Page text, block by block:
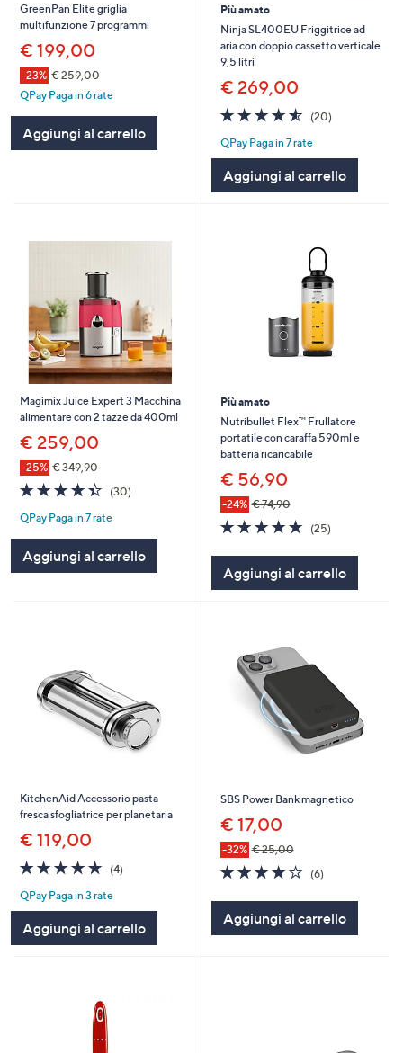
GreenPan Elite griglia
multifunzione 7 programmi
€ 199,00
-23% € 259,00
QPay Paga in 6 rate
Aggiungi al carrello
Più amato
Ninja SL400EU Friggitrice ad
aria con doppio cassetto verticale
9,5 litri
€ 269,00
4.5
of
5
Stars
(20)
QPay Paga in 7 rate
Aggiungi al carrello
Magimix Juice Expert 3 Macchina
alimentare con 2 tazze da 400ml
€ 259,00
-25% € 349,90
4.4
of
5
(30)
QPay Paga in 7 rate
Aggiungi al carrello
Più amato
Nutribullet Flex™ Frullatore
portatile con caraffa 590ml e
batteria ricaricabile
€ 56,90
-24% € 74,90
4.9
of
5
Stars
(25)
Aggiungi al carrello
KitchenAid Accessorio pasta
fresca sfogliatrice per planetaria
€ 119,00
5.0
of
5
Stars
(4)4
QPay Paga in 3 rate
Aggiungi al carrello
SBS Power Bank magnetico
€ 17,00
-32% € 25,00
3.7
of
5
Stars
(6)
Aggiungi al carrello